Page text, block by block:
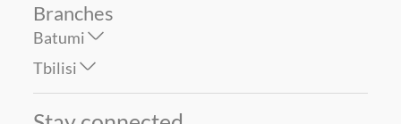
Branches
Batumi
Tbilisi